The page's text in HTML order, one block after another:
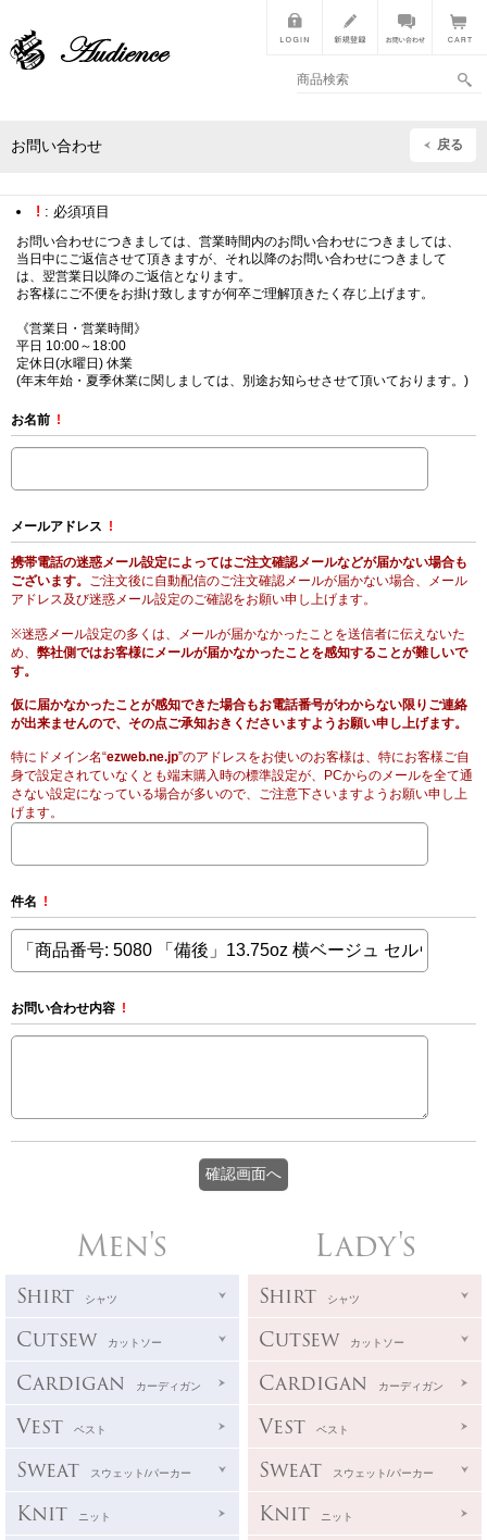
お問い合わせ 戻る
! : 必須項目
お問い合わせにつきましては、営業時間内のお問い合わせにつきましては、
当日中にご返信させて頂きますが、それ以降のお問い合わせにつきまして
は、翌営業日以降のご返信となります。
お客様にご不便をお掛け致しますが何卒ご理解頂きたく存じ上げます。
《営業日・営業時間》
平日 10:00～18:00
定休日(水曜日) 休業
(年末年始・夏季休業に関しましては、別途お知らせさせて頂いております。)
お名前 !
メールアドレス !
携帯電話の迷惑メール設定によってはご注文確認メールなどが届かない場合も
ございます。 ご注文後に自動配信のご注文確認メールが届かない場合、メール
アドレス及び迷惑メール設定のご確認をお願い申し上げます。
※迷惑メール設定の多くは、メールが届かなかったことを送信者に伝えないた
め、 弊社側ではお客様にメールが届かなかったことを感知することが難しいで
す。
仮に届かなかったことが感知できた場合もお電話番号がわからない限りご連絡
が出来ませんので、その点ご承知おきくださいますようお願い申し上げます。
特にドメイン名“ezweb.ne.jp”のアドレスをお使いのお客様は、特にお客様ご自
身で設定されていなくとも端末購入時の標準設定が、PCからのメールを全て通
さない設定になっている場合が多いので、ご注意下さいますようお願い申し上
げます。
件名 !
お問い合わせ内容 !
Men's
Shirt シャツ
Cutsew カットソー
Cardigan カーディガン
Vest ベスト
Sweat スウェット/パーカー
Knit ニット
Lady's
Shirt シャツ
Cutsew カットソー
Cardigan カーディガン
Vest ベスト
Sweat スウェット/パーカー
Knit ニット